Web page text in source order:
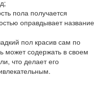
пола получается
оправдывает название
пол красив сам по
может содержать в своем
что делает его